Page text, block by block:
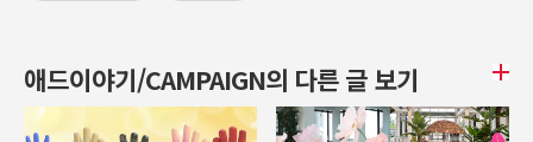
애드이야기/CAMPAIGN의 다른 글 보기